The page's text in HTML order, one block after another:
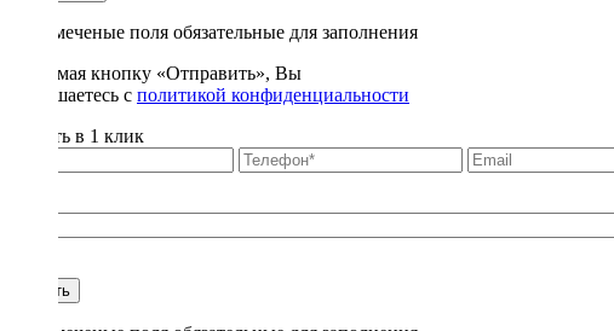
* - отмеченые поля обязательные для заполнения
Нажимая кнопку «Отправить», Вы
соглашаетесь с политикой конфиденциальности
Купить в 1 клик
Купить